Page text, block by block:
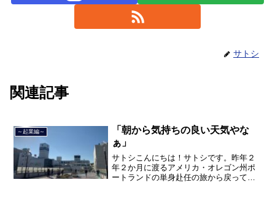
サトシ
関連記事
～起業編～
「朝から気持ちの良い天気やな
ぁ」
サトシこんにちは！サトシです。昨年２
年２か月に渡るアメリカ・オレゴン州ポ
ートランドの単身赴任の旅から戻ってき